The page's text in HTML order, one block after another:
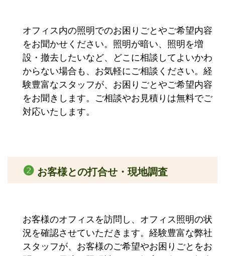
オフィス内の照明でのお困りごとやご希望内容
をお聞かせください。照明が暗い、照明を増
設・撤去したいなど、どこに相談してよいかわ
からない場合も、お気軽にご相談ください。経
験豊富なスタッフが、お困りごとやご希望内容
をお聞きします。ご相談やお見積りは無料でご
対応いたします。
❷ お客様との打合せ・現地調査
お客様のオフィスを訪問し、オフィス照明の状
況を確認させていただきます。経験豊富な弊社
スタッフが、お客様のご希望やお困りごとをお